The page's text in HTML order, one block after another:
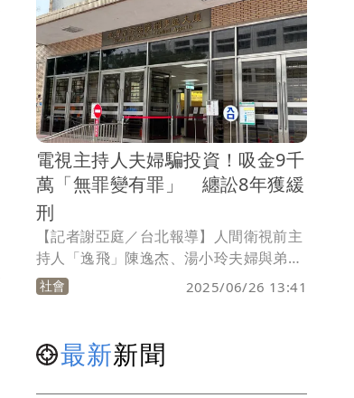
派出所自首投案，檢方後依殺人罪嫌起訴
陳男，並聲押獲准。陳進財關押北所至今
已近9月，北院今（26）日再召開延押
庭，針對陳男是否延長羈押進行審理。
電視主持人夫婦騙投資！吸金9千
萬「無罪變有罪」 纏訟8年獲緩
刑
【記者謝亞庭／台北報導】人間衛視前主
持人「逸飛」陳逸杰、湯小玲夫婦與弟弟
陳登廷3人，假借邀約投資「電子垃圾回
收處理」事業名義，吸金超過9千萬元。
於2022年下落不明遭到通緝；陳逸杰、湯
小玲則是持續上訴，全案進入更三審，高
社會 2025/06/26 13:41
最新新聞